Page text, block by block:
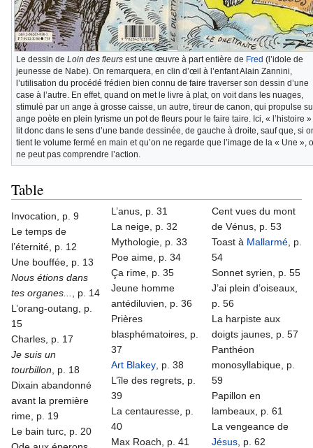
Le dessin de Loin des fleurs est une œuvre à part entière de Fred (l’idole de
jeunesse de Nabe). On remarquera, en clin d’œil à l’enfant Alain Zannini,
l’utilisation du procédé frédien bien connu de faire traverser son dessin d’une
case à l’autre. En effet, quand on met le livre à plat, on voit dans les nuages,
stimulé par un ange à grosse caisse, un autre, tireur de canon, qui propulse
ange poète en plein lyrisme un pot de fleurs pour le faire taire. Ici, « l’histoire
lit donc dans le sens d’une bande dessinée, de gauche à droite, sauf que, si
tient le volume fermé en main et qu’on ne regarde que l’image de la « Une »,
ne peut pas comprendre l’action.
Table
Invocation, p. 9
Le temps de
l’éternité, p. 12
Une bouffée, p. 13
Nous étions dans
tes organes...
, p. 14
L’orang-outang, p.
15
Charles, p. 17
Je suis un
tourbillon , p. 18
Dixain abandonné
avant la première
rime, p. 19
Le bain turc, p. 20
L’anus, p. 31
La neige, p. 32
Mythologie, p. 33
Poe aime, p. 34
Ça rime, p. 35
Jeune homme
antédiluvien, p. 36
Prières
blasphématoires, p.
37
Art Blakey , p. 38
L’île des regrets, p.
39
La centauresse, p.
40
Max Roach, p. 41
Cent vues du mont
de Vénus, p. 53
Toast à Mallarmé, p.
54
Sonnet syrien, p. 55
J’ai plein d’oiseaux,
p. 56
La harpiste aux
doigts jaunes, p. 57
Panthéon
monosyllabique, p.
59
Papillon en
lambeaux, p. 61
La vengeance de
Jésus, p. 62